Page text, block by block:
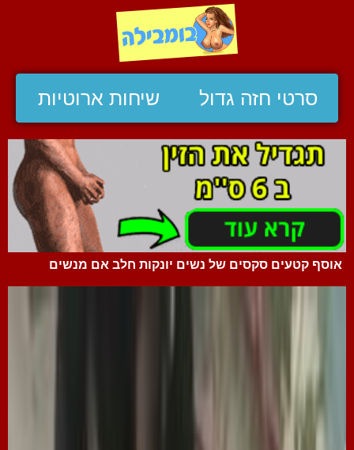
סרטי חזה גדול שיחות ארוטיות
אוסף קטעים סקסים של נשים יונקות חלב אם מנשים